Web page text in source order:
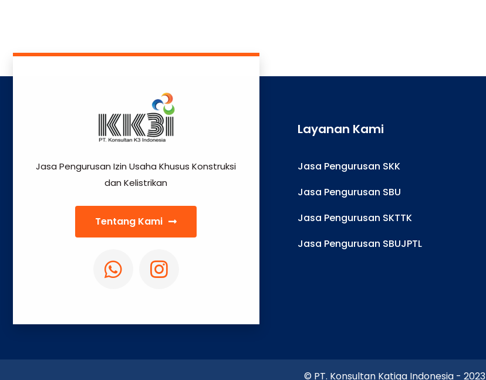
Jasa Pengurusan Izin Usaha Khusus Konstruksi
dan Kelistrikan
Tentang Kami
Layanan Kami
Jasa Pengurusan SKK
Jasa Pengurusan SBU
Jasa Pengurusan SKTTK
Jasa Pengurusan SBUJPTL
© PT. Konsultan Katiga Indonesia - 2023